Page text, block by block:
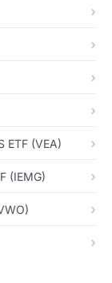
ETF (VEA)
(IEMG)